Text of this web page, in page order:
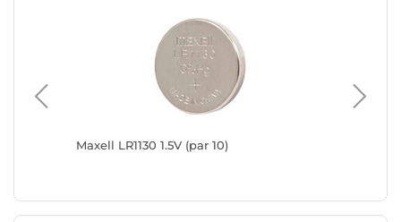
Maxell LR1130 1.5V (par 10)